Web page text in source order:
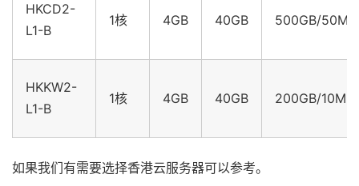
HKCD2-
L1-B
1核 4GB 40GB 500GB/50M
HKKW2-
L1-B
1核 4GB 40GB 200GB/10M
如果我们有需要选择香港云服务器可以参考。